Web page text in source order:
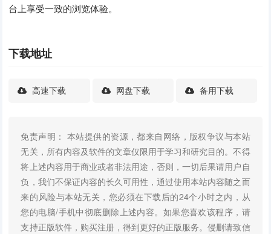
台上享受一致的浏览体验。
下载地址
高速下载 网盘下载 备用下载
免责声明： 本站提供的资源，都来自网络，版权争议与本站
无关，所有内容及软件的文章仅限用于学习和研究目的。不得
将上述内容用于商业或者非法用途，否则，一切后果请用户自
负，我们不保证内容的长久可用性，通过使用本站内容随之而
来的风险与本站无关，您必须在下载后的24个小时之内，从
您的电脑/手机中彻底删除上述内容。如果您喜欢该程序，请
支持正版软件，购买注册，得到更好的正版服务。侵删请致信